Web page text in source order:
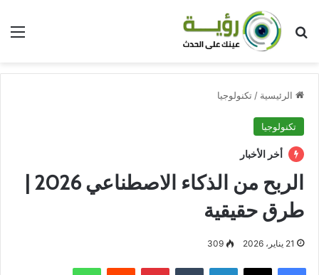
بحث عن
الرئيسية / تكنولوجيا
تكنولوجيا
أخر الأخبار
طرق حقيقية
21 يناير، 2026 309
فيسبوك ‫X لينكدإن بينتيريست واتساب